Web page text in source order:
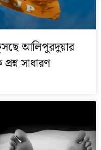
আলিপুরদুয়ার
সাধারণ